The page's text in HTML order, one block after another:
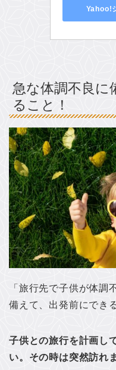
Yahoo!
急な体調不良に
ること！
「旅行先で子供が体調
備えて、出発前にでき
子供との旅行を計画し
い。その時は突然訪れ